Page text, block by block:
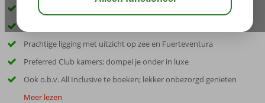
Volledig vernieuwd, comfortabel, sfeervol en luxe
Prachtige ligging met uitzicht op zee en Fuerteventura
Preferred Club kamers; dompel je onder in luxe
Ook o.b.v. All Inclusive te boeken; lekker onbezorgd genieten
Meer lezen